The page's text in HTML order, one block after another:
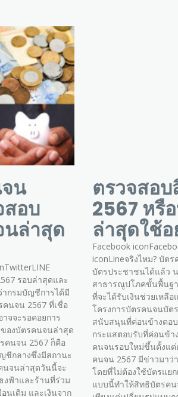
น
สอบ
ล่าสุด
รอบล่าสุดและ
ากรมบัญชีการได้มี
นจน 2567 ที่เชื่อ
จจะรอคอยการ
ของบัตรคนจนล่าสุด
คนจน 2567 ก็คือ
ชีกลางซึ่งมีสถานะ
นจนล่าสุดวันนี้จะ
งฟ้าและร้านที่ร่วม
นเดิม และเงินจาก
ตรวจสอ
2567 หรื
ล่าสุดใช้อ
Facebook
iconLineจริงไหม? บัต
บัตรประชาชนได้แล้ว น
สาธารณูปโภคขั้นพื้นฐ
ที่จะได้รับเงินช่วยเหลื
โครงการบัตรคนจนบัต
สนับสนุนที่ค่อนข้างตอบ
กระแสตอบรับที่ค่อนข้า
คนจนรอบใหม่ขึ้นตั้งแต่
คนจน 2567 มีข่าวมา
โดยที่ไม่ต้องใช้บัตรแย
แบบนี้ทำให้สิทธิบัตรคน